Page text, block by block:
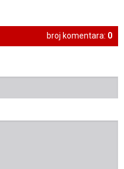
broj komentara: 0